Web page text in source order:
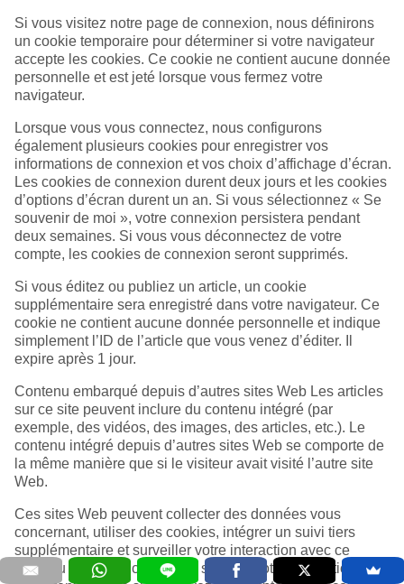
Si vous visitez notre page de connexion, nous définirons
un cookie temporaire pour déterminer si votre navigateur
accepte les cookies. Ce cookie ne contient aucune donnée
personnelle et est jeté lorsque vous fermez votre
navigateur.
Lorsque vous vous connectez, nous configurons
également plusieurs cookies pour enregistrer vos
informations de connexion et vos choix d’affichage d’écran.
Les cookies de connexion durent deux jours et les cookies
d’options d’écran durent un an. Si vous sélectionnez « Se
souvenir de moi », votre connexion persistera pendant
deux semaines. Si vous vous déconnectez de votre
compte, les cookies de connexion seront supprimés.
Si vous éditez ou publiez un article, un cookie
supplémentaire sera enregistré dans votre navigateur. Ce
cookie ne contient aucune donnée personnelle et indique
simplement l’ID de l’article que vous venez d’éditer. Il
expire après 1 jour.
Contenu embarqué depuis d’autres sites Web Les articles
sur ce site peuvent inclure du contenu intégré (par
exemple, des vidéos, des images, des articles, etc.). Le
contenu intégré depuis d’autres sites Web se comporte de
la même manière que si le visiteur avait visité l’autre site
Web.
Ces sites Web peuvent collecter des données vous
concernant, utiliser des cookies, intégrer un suivi tiers
supplémentaire et surveiller votre interaction avec ce
contenu intégré, y compris le suivi de votre interaction avec